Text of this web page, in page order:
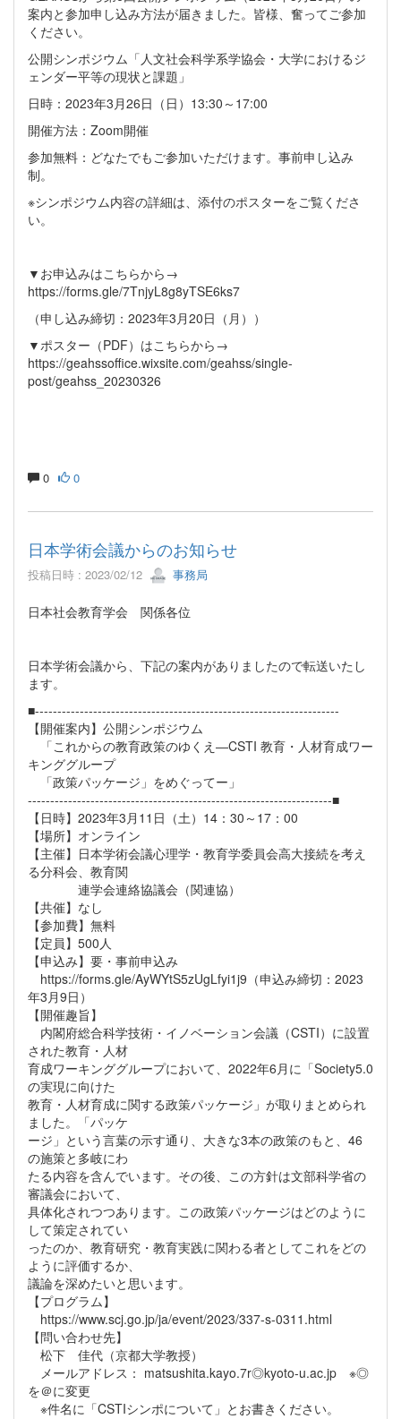
案内と参加申し込み方法が届きました。皆様、奮ってご参加
ください。
公開シンポジウム「人文社会科学系学協会・大学におけるジ
ェンダー平等の現状と課題」
日時：2023年3月26日（日）13:30～17:00
開催方法：Zoom開催
参加無料：どなたでもご参加いただけます。事前申し込み
制。
※シンポジウム内容の詳細は、添付のポスターをご覧くださ
い。
▼お申込みはこちらから→
https://forms.gle/7TnjyL8g8yTSE6ks7
（申し込み締切：2023年3月20日（月））
▼ポスター（PDF）はこちらから→
https://geahssoffice.wixsite.com/geahss/single-
post/geahss_20230326
0 0
日本学術会議からのお知らせ
投稿日時 : 2023/02/12 事務局
日本社会教育学会 関係各位
日本学術会議から、下記の案内がありましたので転送いたし
ます。
■--------------------------------------------------------------------
【開催案内】公開シンポジウム
「これからの教育政策のゆくえ―CSTI 教育・人材育成ワー
キンググループ
「政策パッケージ」をめぐってー」
--------------------------------------------------------------------■
【日時】2023年3月11日（土）14：30～17：00
【場所】オンライン
【主催】日本学術会議心理学・教育学委員会高大接続を考え
る分科会、教育関
連学会連絡協議会（関連協）
【共催】なし
【参加費】無料
【定員】500人
【申込み】要・事前申込み
https://forms.gle/AyWYtS5zUgLfyi1j9（申込み締切：2023
年3月9日）
【開催趣旨】
内閣府総合科学技術・イノベーション会議（CSTI）に設置
された教育・人材
育成ワーキンググループにおいて、2022年6月に「Society5.0
の実現に向けた
教育・人材育成に関する政策パッケージ」が取りまとめられ
ました。「パッケ
ージ」という言葉の示す通り、大きな3本の政策のもと、46
の施策と多岐にわ
たる内容を含んでいます。その後、この方針は文部科学省の
審議会において、
具体化されつつあります。この政策パッケージはどのように
して策定されてい
ったのか、教育研究・教育実践に関わる者としてこれをどの
ように評価するか、
議論を深めたいと思います。
【プログラム】
https://www.scj.go.jp/ja/event/2023/337-s-0311.html
【問い合わせ先】
松下 佳代（京都大学教授）
メールアドレス： matsushita.kayo.7r◎kyoto-u.ac.jp ※◎
を＠に変更
※件名に「CSTIシンポについて」とお書きください。